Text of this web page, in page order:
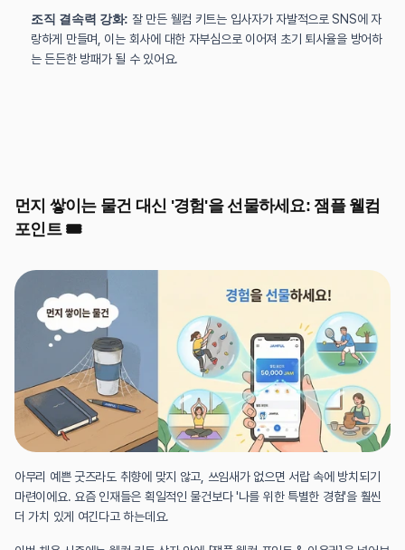
조직 결속력 강화: 잘 만든 웰컴 키트는 입사자가 자발적으로 SNS에 자
랑하게 만들며, 이는 회사에 대한 자부심으로 이어져 초기 퇴사율을 방어하
는 든든한 방패가 될 수 있어요.
먼지 쌓이는 물건 대신 '경험'을 선물하세요: 잼플 웰컴
포인트 🎟️
아무리 예쁜 굿즈라도 취향에 맞지 않고, 쓰임새가 없으면 서랍 속에 방치되기
마련이에요. 요즘 인재들은 획일적인 물건보다 '나를 위한 특별한 경험'을 훨씬
더 가치 있게 여긴다고 하는데요.